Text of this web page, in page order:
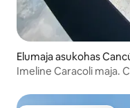
Elumaja asukohas
Imeline Caracoli maja.